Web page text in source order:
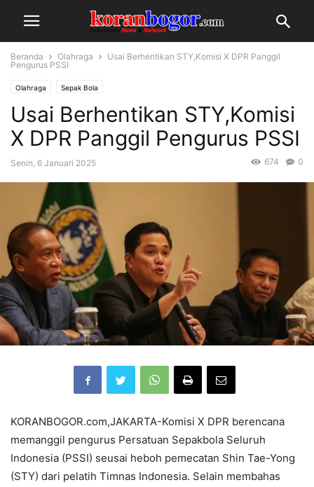
Beranda Olahraga
Usai Berhentikan STY,Komisi X DPR Panggil
Pengurus PSSI
Olahraga Sepak Bola
Usai Berhentikan STY,Komisi
X DPR Panggil Pengurus PSSI
Senin, 6 Januari 2025 0
674
KORANBOGOR.com,JAKARTA-Komisi X DPR berencana
memanggil pengurus Persatuan Sepakbola Seluruh
Indonesia (PSSI) seusai heboh pemecatan Shin Tae-Yong
(STY) dari pelatih Timnas Indonesia. Selain membahas